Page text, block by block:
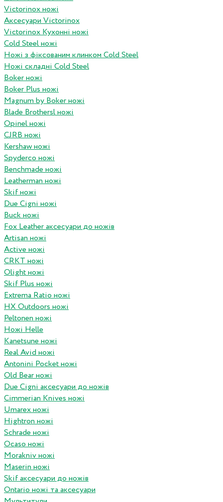
Victorinox ножі
Аксесуари Victorinox
Victorinox Кухонні ножі
Cold Steel ножі
Ножі з фіксованим клинком Cold Steel
Ножі складні Cold Steel
Boker ножі
Boker Plus ножі
Magnum by Boker ножі
Blade Brothersl ножі
Opinel ножі
CJRB ножі
Kershaw ножі
Spyderco ножі
Benchmade ножі
Leatherman ножі
Skif ножі
Due Cigni ножі
Buck ножі
Fox Leather аксесуари до ножів
Artisan ножі
Active ножі
CRKT ножі
Olight ножі
Skif Plus ножі
Extrema Ratio ножі
HX Outdoors ножі
Peltonen ножі
Ножі Helle
Kanetsune ножі
Real Avid ножі
Antonini Pocket ножі
Old Bear ножі
Due Cigni аксесуари до ножів
Cimmerian Knives ножі
Umarex ножі
Hightron ножі
Schrade ножі
Ocaso ножі
Morakniv ножі
Maserin ножі
Skif аксесуари до ножів
Ontario ножі та аксесуари